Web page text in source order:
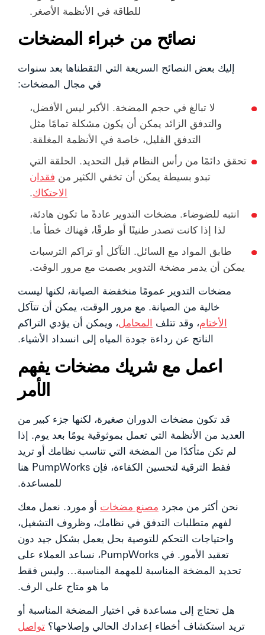
للطاقة في الأنظمة الأصغر.
نصائح من خبراء المضخات
إليك بعض النصائح السريعة التي التقطناها بعد سنوات
في مجال المضخات:
لا تبالغ في حجم المضخة. الأكبر ليس الأفضل،
والتدفق الزائد يمكن أن يكون مشكلة تمامًا مثل
التدفق القليل، خاصة في الأنظمة المغلقة.
تحقق دائمًا من رأس النظام قبل التحديد. الحلقة التي
تبدو بسيطة يمكن أن تخفي الكثير من فقدان
الاحتكاك.
انتبه للضوضاء. مضخات التدوير عادةً ما تكون هادئة،
لذا إذا كانت تصدر طنينًا أو طرقًا، فهناك خطأ ما.
طابق المواد مع السائل. التآكل أو تراكم الترسبات
يمكن أن يدمر مضخة التدوير بصمت مع مرور الوقت.
مضخات التدوير عمومًا منخفضة الصيانة، لكنها ليست
خالية من الصيانة. مع مرور الوقت، يمكن أن تتآكل
الأختام، وقد تتلف المحامل، ويمكن أن يؤدي التراكم
الناتج عن رداءة جودة المياه إلى انسداد الأشياء.
اعمل مع شريك مضخات يفهم
الأمر
قد تكون مضخات الدوران صغيرة، لكنها جزء كبير من
العديد من الأنظمة التي تعمل بموثوقية يومًا بعد يوم. إذا
لم تكن متأكدًا من المضخة التي تناسب نظامك أو تريد
فقط الترقية لتحسين الكفاءة، فإن PumpWorks هنا
للمساعدة.
نحن أكثر من مجرد مصنع مضخات أو مورد. نعمل معك
لفهم متطلبات التدفق في نظامك، وظروف التشغيل،
واحتياجات التحكم للتوصية بحل يعمل بشكل جيد دون
تعقيد الأمور. في PumpWorks، نساعد العملاء على
تحديد المضخة المناسبة للمهمة المناسبة… وليس فقط
ما هو متاح على الرف.
هل تحتاج إلى مساعدة في اختيار المضخة المناسبة أو
تريد استكشاف أخطاء إعدادك الحالي وإصلاحها؟ تواصل